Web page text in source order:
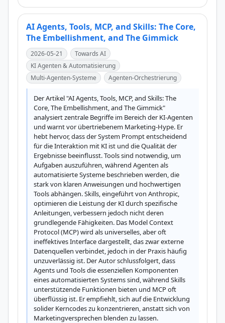
AI Agents, Tools, MCP, and Skills: The Core,
The Embellishment, and The Gimmick
2026-05-21
Towards AI
KI Agenten & Automatisierung
Multi-Agenten-Systeme
Agenten-Orchestrierung
Der Artikel "AI Agents, Tools, MCP, and Skills: The
Core, The Embellishment, and The Gimmick"
analysiert zentrale Begriffe im Bereich der KI-Agenten
und warnt vor übertriebenem Marketing-Hype. Er
hebt hervor, dass der System Prompt entscheidend
für die Interaktion mit KI ist und die Qualität der
Ergebnisse beeinflusst. Tools sind notwendig, um
Aufgaben auszuführen, während Agenten als
automatisierte Systeme beschrieben werden, die
stark von klaren Anweisungen und hochwertigen
Tools abhängen. Skills, eingeführt von Anthropic,
optimieren die Leistung der KI durch spezifische
Anleitungen, verbessern jedoch nicht deren
grundlegende Fähigkeiten. Das Model Context
Protocol (MCP) wird als universelles, aber oft
ineffektives Interface dargestellt, das zwar externe
Datenquellen verbindet, jedoch in der Praxis häufig
unzuverlässig ist. Der Autor schlussfolgert, dass
Agents und Tools die essenziellen Komponenten
eines automatisierten Systems sind, während Skills
unterstützende Funktionen bieten und MCP oft
überflüssig ist. Er empfiehlt, sich auf die Entwicklung
solider Kerncodes zu konzentrieren, anstatt sich von
Marketingversprechen blenden zu lassen.